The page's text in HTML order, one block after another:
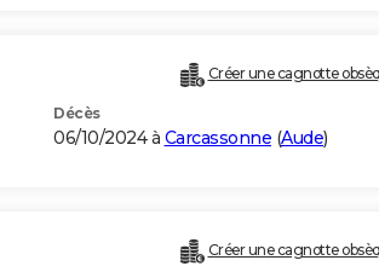
Créer une cagnotte
Décès
06/10/2024 à Carcassonne (Aude)
Créer une cagnotte